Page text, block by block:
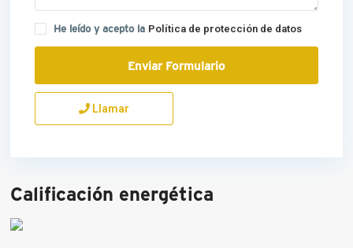
He leído y acepto la Política de protección de datos
Llamar
Calificación energética